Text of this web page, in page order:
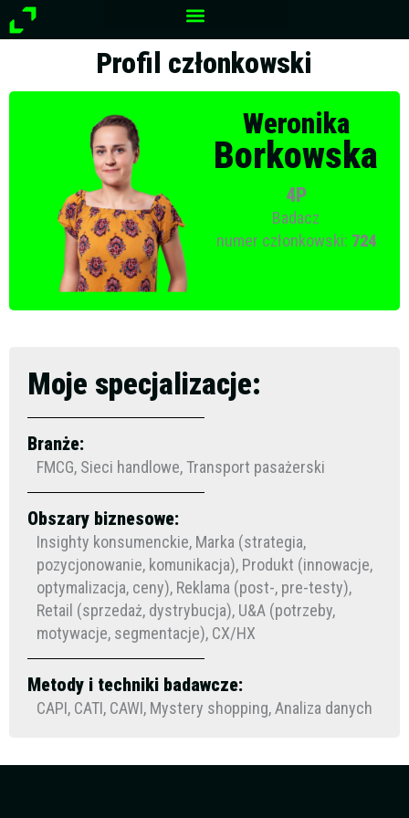
Przejdź
do
Profil członkowski
Weronika
Borkowska
4P
Badacz
numer członkowski: 724
Moje specjalizacje:
Branże:
FMCG, Sieci handlowe, Transport pasażerski
Obszary biznesowe:
Insighty konsumenckie, Marka (strategia,
pozycjonowanie, komunikacja), Produkt (innowacje,
optymalizacja, ceny), Reklama (post-, pre-testy),
Retail (sprzedaż, dystrybucja), U&A (potrzeby,
motywacje, segmentacje), CX/HX
Metody i techniki badawcze:
CAPI, CATI, CAWI, Mystery shopping, Analiza danych